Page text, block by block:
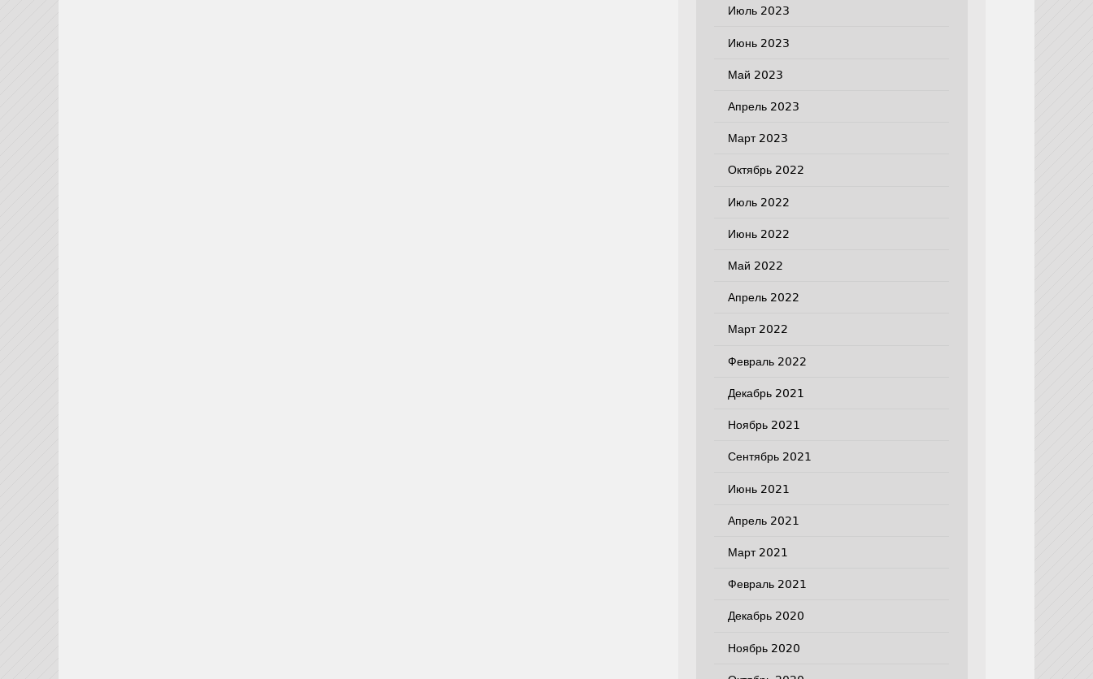
Июль 2023
Июнь 2023
Май 2023
Апрель 2023
Март 2023
Октябрь 2022
Июль 2022
Июнь 2022
Май 2022
Апрель 2022
Март 2022
Февраль 2022
Декабрь 2021
Ноябрь 2021
Сентябрь 2021
Июнь 2021
Апрель 2021
Март 2021
Февраль 2021
Декабрь 2020
Ноябрь 2020